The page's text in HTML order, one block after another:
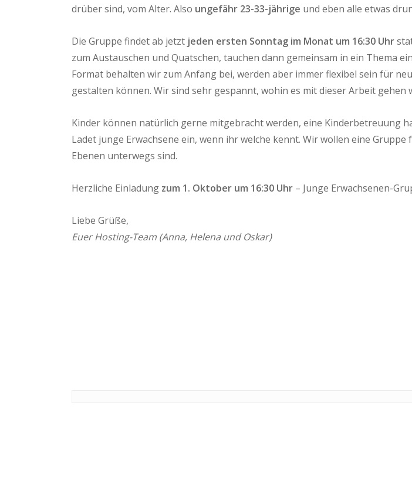
drüber sind, vom Alter. Also ungefähr 23-33-jährige und eben alle etwas
Die Gruppe findet ab jetzt jeden ersten Sonntag im Monat um 16:30 Uhr
zum Austauschen und Quatschen, tauchen dann gemeinsam in ein Thema
Format behalten wir zum Anfang bei, werden aber immer flexibel sein für
gestalten können. Wir sind sehr gespannt, wohin es mit dieser Arbeit gehen
Kinder können natürlich gerne mitgebracht werden, eine Kinderbetreuung
Ladet junge Erwachsene ein, wenn ihr welche kennt. Wir wollen eine
Ebenen unterwegs sind.
Herzliche Einladung zum 1. Oktober um 16:30 Uhr – Junge Erwachsenen-
Liebe Grüße,
Euer Hosting-Team (Anna, Helena und Oskar)